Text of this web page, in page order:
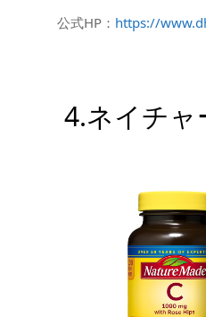
公式HP： https://
4.ネイチ